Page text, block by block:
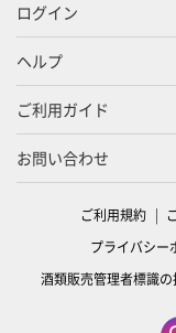
ログイン
ヘルプ
ご利用ガイド
お問い合わせ
ご利用規約
プライバシー
酒類販売管理者標識の